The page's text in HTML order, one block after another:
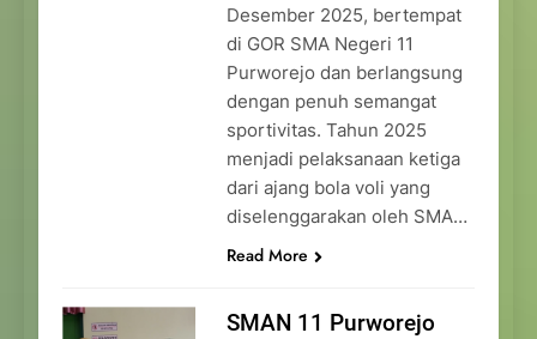
Desember 2025, bertempat
di GOR SMA Negeri 11
Purworejo dan berlangsung
dengan penuh semangat
sportivitas. Tahun 2025
menjadi pelaksanaan ketiga
dari ajang bola voli yang
diselenggarakan oleh SMA…
Read More
SMAN 11 Purworejo